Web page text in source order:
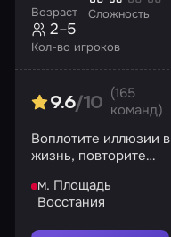
Возраст Сложность
Кол-во игроков
2–5
9.6/10
(165
команд)
Воплотите иллюзии в
жизнь, повторите
фокусника!
м. Площадь
Восстания